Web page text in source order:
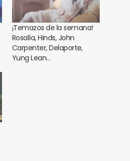
¡Temazos de la semana!
Rosalía, Hinds, John
Carpenter, Delaporte,
Yung Lean…